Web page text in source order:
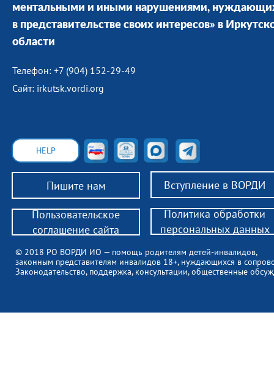
ментальными и иными нарушениями,
в представительстве своих интересов» в
области
Телефон: +7 (904) 152-29-49
Сайт: irkutsk.vordi.org
Пишите нам Вступление в ВОРДИ
© 2018 РО ВОРДИ ИО — помощь родителям детей-инвалидов,
законным представителям инвалидов 18+, нуждающихся в
Законодательство, поддержка, консультации, общественные
HELP
Пользовательское
соглашение сайта
Политика обработки
персональных данных